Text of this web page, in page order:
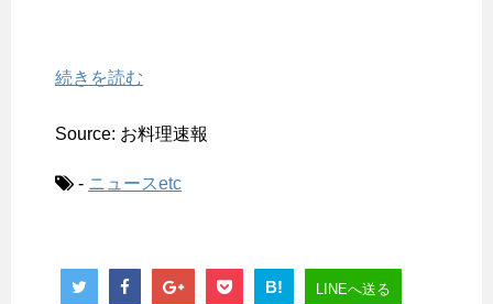
続きを読む
Source: お料理速報
- ニュースetc
B! LINEへ送る